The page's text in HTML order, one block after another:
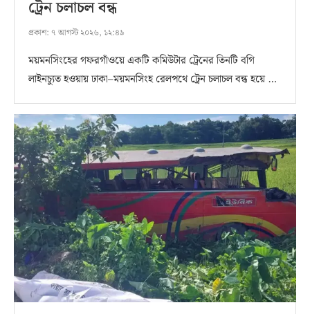
ট্রেন চলাচল বন্ধ
প্রকাশ: ৭ আগস্ট ২০২৬, ১২:৪৯
ময়মনসিংহের গফরগাঁওয়ে একটি কমিউটার ট্রেনের তিনটি বগি
লাইনচ্যুত হওয়ায় ঢাকা–ময়মনসিংহ রেলপথে ট্রেন চলাচল বন্ধ হয়ে …